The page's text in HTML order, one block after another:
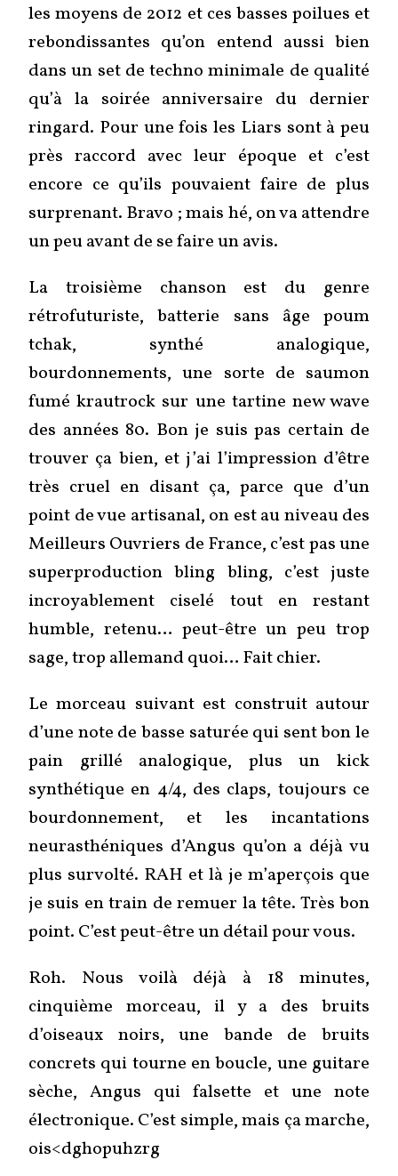
les moyens de 2012 et ces basses poilues et
rebondissantes qu’on entend aussi bien
dans un set de techno minimale de qualité
qu’à la soirée anniversaire du dernier
ringard. Pour une fois les Liars sont à peu
près raccord avec leur époque et c’est
encore ce qu’ils pouvaient faire de plus
surprenant. Bravo ; mais hé, on va attendre
un peu avant de se faire un avis.
La troisième chanson est du genre
rétrofuturiste, batterie sans âge poum
tchak, synthé analogique,
bourdonnements, une sorte de saumon
fumé krautrock sur une tartine new wave
des années 80. Bon je suis pas certain de
trouver ça bien, et j’ai l’impression d’être
très cruel en disant ça, parce que d’un
point de vue artisanal, on est au niveau des
Meilleurs Ouvriers de France, c’est pas une
superproduction bling bling, c’est juste
incroyablement ciselé tout en restant
humble, retenu… peut-être un peu trop
sage, trop allemand quoi… Fait chier.
Le morceau suivant est construit autour
d’une note de basse saturée qui sent bon le
pain grillé analogique, plus un kick
synthétique en 4/4, des claps, toujours ce
bourdonnement, et les incantations
neurasthéniques d’Angus qu’on a déjà vu
plus survolté. RAH et là je m’aperçois que
je suis en train de remuer la tête. Très bon
point. C’est peut-être un détail pour vous.
Roh. Nous voilà déjà à 18 minutes,
cinquième morceau, il y a des bruits
d’oiseaux noirs, une bande de bruits
concrets qui tourne en boucle, une guitare
sèche, Angus qui falsette et une note
électronique. C’est simple, mais ça marche,
ois<dghopuhzrg